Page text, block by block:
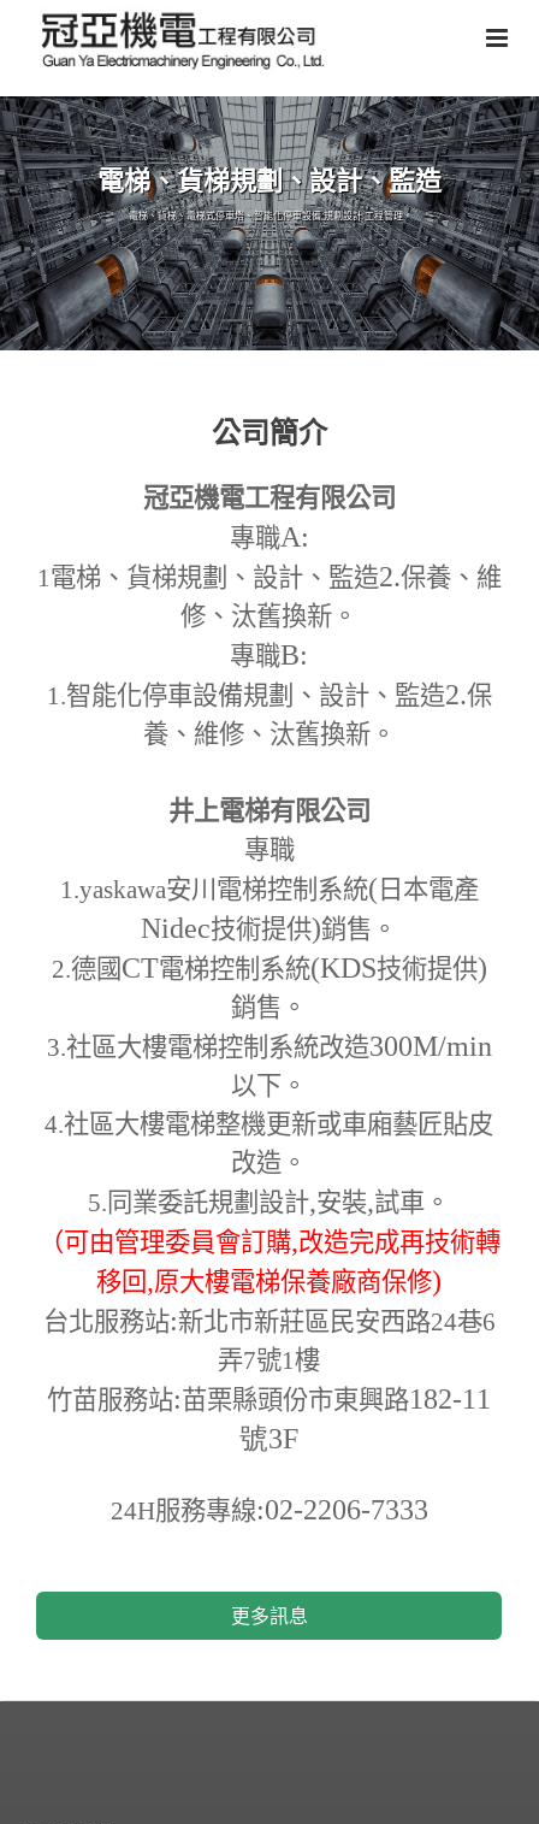
電梯、貨梯規劃、設計、監造
電梯、貨梯、電梯式停車塔、智能化停車設備,規劃設計,工程管理。
公司簡介
冠亞機電工程有限公司
專職A:
1電梯、貨梯規劃、設計、監造2.保養、維
修、汰舊換新。
專職B:
1.智能化停車設備規劃、設計、監造2.保
養、維修、汰舊換新。
井上電梯有限公司
專職
1.yaskawa安川電梯控制系統( 日本電產
Nidec技術提供)銷售。
2.德國 CT電梯控制系統(KDS技術提供)
銷售。
3.社區大樓電梯控制系統改造300M/min
以下。
4.社區大樓電梯整機更新或車廂藝匠貼皮
改造。
5. 同業委託規劃設計,安裝,試車。
（可由管理委員會訂購,改造完成再技術轉
移回,原大樓電梯保養廠商保修)
台北服務站:新北市新莊區民安西路24巷6
弄7號1樓
竹苗服務站:苗栗縣頭份市東興路182-11
號3F
24H服務專線:02-2206-7333
更多訊息